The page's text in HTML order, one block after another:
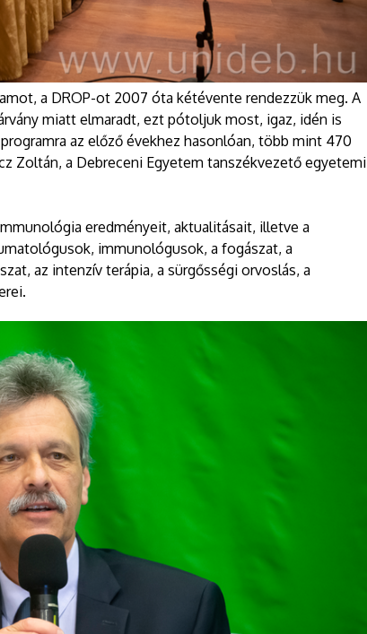
a DROP-ot 2007 óta kétévente rendezzük meg. A
miatt elmaradt, ezt pótoljuk most, igaz, idén is
az előző évekhez hasonlóan, több mint 470
Zoltán, a Debreceni Egyetem tanszékvezető egyetemi
eredményeit, aktualitásait, illetve a
immunológusok, a fogászat, a
az intenzív terápia, a sürgősségi orvoslás, a